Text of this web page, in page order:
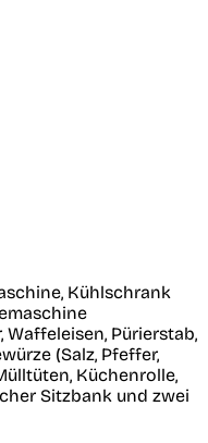
Kühlschrank
Waffeleisen, Pürierstab,
(Salz, Pfeffer,
Küchenrolle,
Sitzbank und zwei